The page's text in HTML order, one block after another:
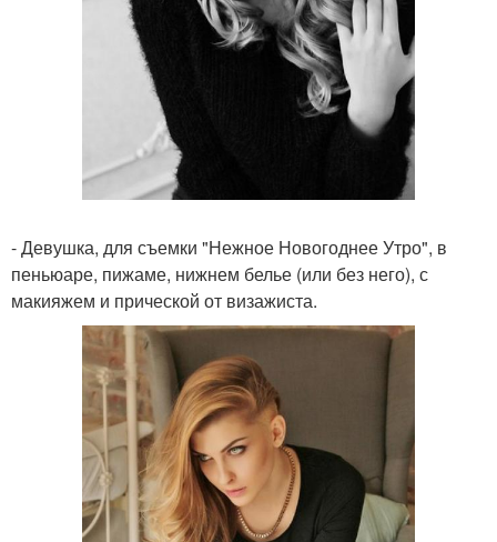
- Девушка, для съемки "Нежное Новогоднее Утро", в
пеньюаре, пижаме, нижнем белье (или без него), с
макияжем и прической от визажиста.